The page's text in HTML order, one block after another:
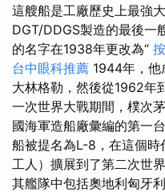
這艘船是工廠歷史上最強
DGT/DDGS製造的最後一
的名字在1938年更改為“
台中眼科推薦 1944年，他
大林格勒，然後從1962年
一次世界大戰期間，樸次
國海軍造船廠彙編的第一
船被提名為L-8，在這個
工人）擴展到了第二次世
其艦隊中包括奧地利匈牙